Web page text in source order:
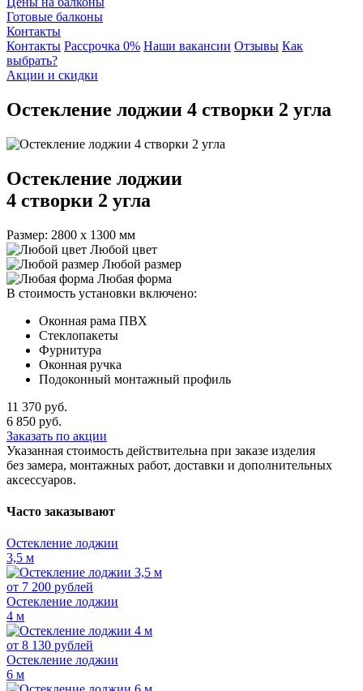
Готовые балконы
Контакты
Контакты Рассрочка 0% Наши вакансии Отзывы Как
выбрать?
Акции и скидки
Остекление лоджии 4 створки 2 угла
Остекление лоджии
4 створки 2 угла
Размер: 2800 х 1300 мм
Любой цвет
Любой размер
Любая форма
В стоимость установки включено:
Оконная рама ПВХ
Стеклопакеты
Фурнитура
Оконная ручка
Подоконный монтажный профиль
11 370 руб.
6 850 руб.
Заказать по акции
Указанная стоимость действительна при заказе изделия
без замера, монтажных работ, доставки и дополнительных
аксессуаров.
Часто заказывают
Остекление лоджии
3,5 м
от 7 200 рублей
Остекление лоджии
4 м
от 8 130 рублей
Остекление лоджии
6 м